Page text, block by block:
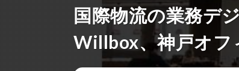
国際物流の業務デ
Willbox、神戸オフ